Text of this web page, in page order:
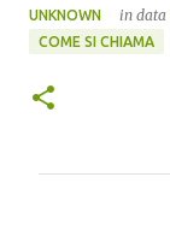
UNKNOWN in data
COME SI CHIAMA